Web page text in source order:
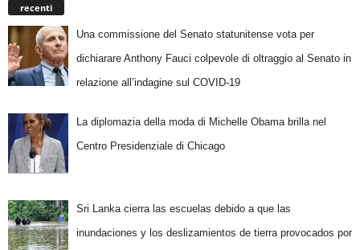
recenti
Una commissione del Senato statunitense vota per
dichiarare Anthony Fauci colpevole di oltraggio al Senato in
relazione all’indagine sul COVID-19
La diplomazia della moda di Michelle Obama brilla nel
Centro Presidenziale di Chicago
Sri Lanka cierra las escuelas debido a que las
inundaciones y los deslizamientos de tierra provocados por